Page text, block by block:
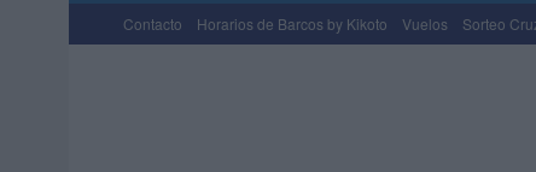
Contacto Horarios de Barcos by Kikoto Vuelos Sorteo